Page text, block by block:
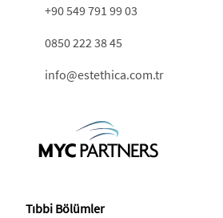
+90 549 791 99 03
0850 222 38 45
info@estethica.com.tr
Tıbbi Bölümler